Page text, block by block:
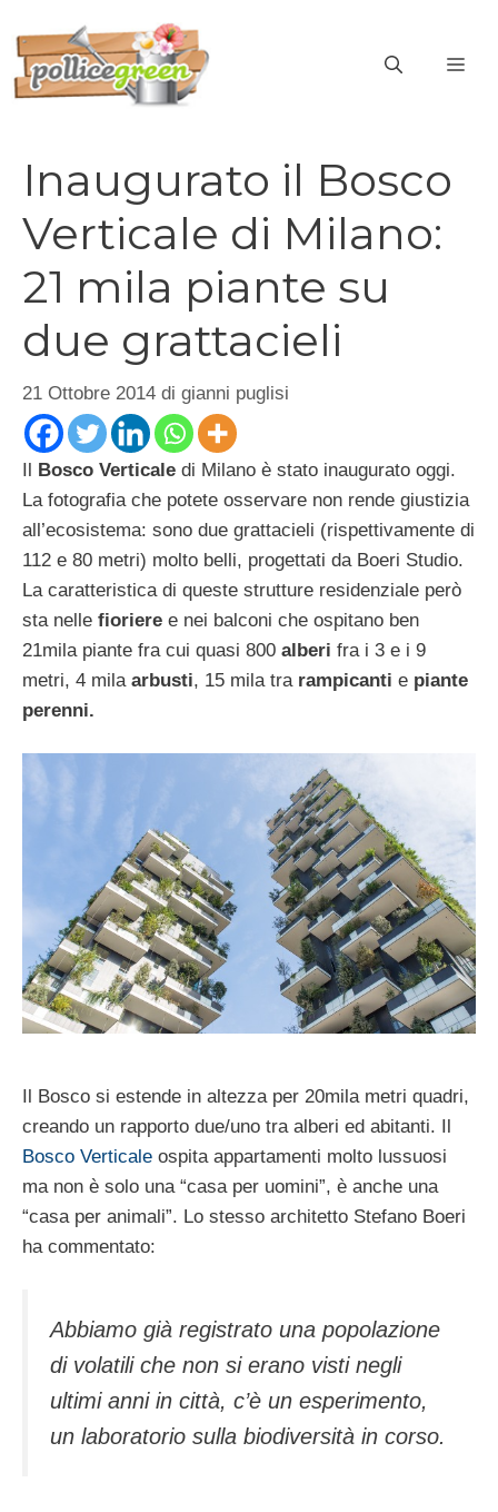
contenuto
Inaugurato il Bosco
Verticale di Milano:
21 mila piante su
due grattacieli
21 Ottobre 2014 di gianni puglisi
Il Bosco Verticale di Milano è stato inaugurato oggi.
La fotografia che potete osservare non rende giustizia
all’ecosistema: sono due grattacieli (rispettivamente di
112 e 80 metri) molto belli, progettati da Boeri Studio.
La caratteristica di queste strutture residenziale però
sta nelle fioriere e nei balconi che ospitano ben
21mila piante fra cui quasi 800 alberi fra i 3 e i 9
metri, 4 mila arbusti, 15 mila tra rampicanti e piante
perenni.
Il Bosco si estende in altezza per 20mila metri quadri,
creando un rapporto due/uno tra alberi ed abitanti. Il
Bosco Verticale ospita appartamenti molto lussuosi
ma non è solo una “casa per uomini”, è anche una
“casa per animali”. Lo stesso architetto Stefano Boeri
ha commentato:
Abbiamo già registrato una popolazione
di volatili che non si erano visti negli
ultimi anni in città, c’è un esperimento,
un laboratorio sulla biodiversità in corso.